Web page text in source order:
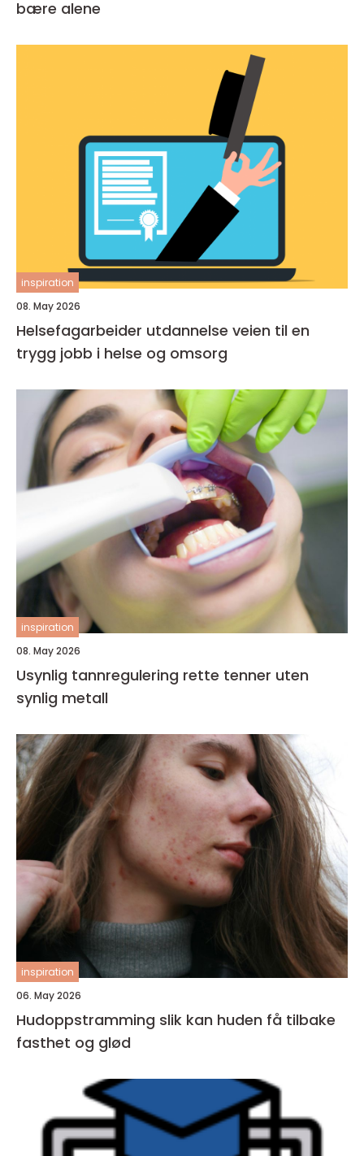
bære alene
inspiration
08. May 2026
Helsefagarbeider utdannelse veien til en
trygg jobb i helse og omsorg
inspiration
08. May 2026
Usynlig tannregulering rette tenner uten
synlig metall
inspiration
06. May 2026
Hudoppstramming slik kan huden få tilbake
fasthet og glød